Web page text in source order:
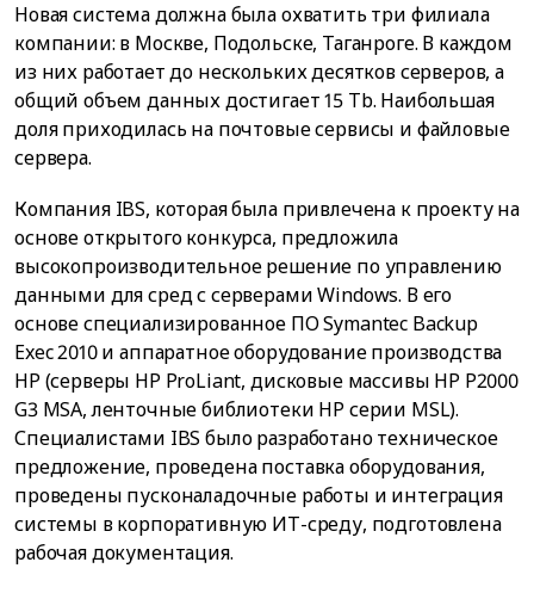
Новая система должна была охватить три филиала
компании: в Москве, Подольске, Таганроге. В каждом
из них работает до нескольких десятков серверов, а
общий объем данных достигает 15 Tb. Наибольшая
доля приходилась на почтовые сервисы и файловые
сервера.
Компания IBS, которая была привлечена к проекту на
основе открытого конкурса, предложила
высокопроизводительное решение по управлению
данными для сред с серверами Windows. В его
основе специализированное ПО Symantec Backup
Exec 2010 и аппаратное оборудование производства
HP (серверы HP ProLiant, дисковые массивы HP P2000
G3 MSA, ленточные библиотеки HP серии MSL).
Специалистами IBS было разработано техническое
предложение, проведена поставка оборудования,
проведены пусконаладочные работы и интеграция
системы в корпоративную ИТ-среду, подготовлена
рабочая документация.